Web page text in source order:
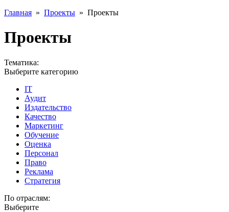
Главная » Проекты » Проекты
Проекты
Тематика:
Выберите категорию
IT
Аудит
Издательство
Качество
Маркетинг
Обучение
Оценка
Персонал
Право
Реклама
Стратегия
По отраслям:
Выберите